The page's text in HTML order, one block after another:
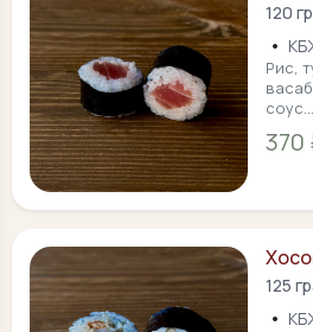
120
•
Рис,
соус...
370
125
•